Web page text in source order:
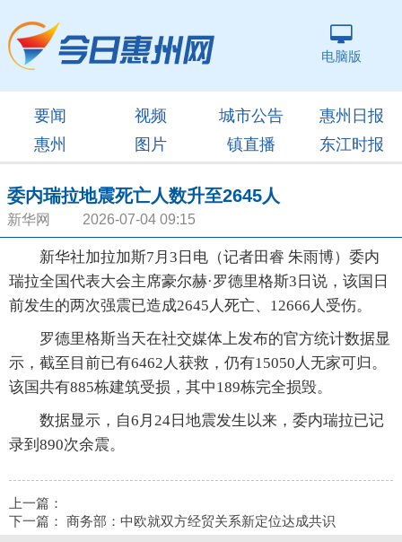
电脑版
要闻 视频 城市公告
惠州日报
惠州
图片 镇直播 东江时报
委内瑞拉地震死亡人数升至2645人
新华网 2026-07-04 09:15
新华社加拉加斯7月3日电（记者田睿 朱雨博）委内
瑞拉全国代表大会主席豪尔赫·罗德里格斯3日说，该国日
前发生的两次强震已造成2645人死亡、12666人受伤。
罗德里格斯当天在社交媒体上发布的官方统计数据显
示，截至目前已有6462人获救，仍有15050人无家可归。
该国共有885栋建筑受损，其中189栋完全损毁。
数据显示，自6月24日地震发生以来，委内瑞拉已记
录到890次余震。
上一篇：
下一篇： 商务部：中欧就双方经贸关系新定位达成共识